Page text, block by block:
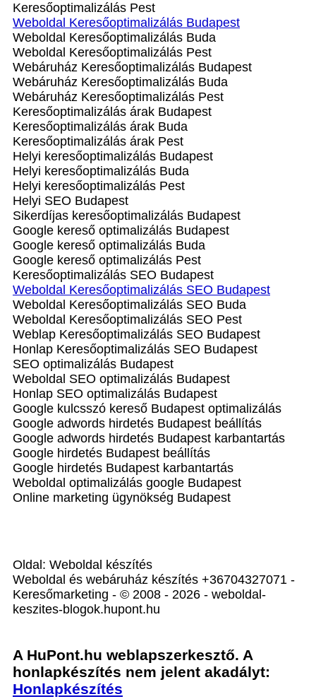
Keresőoptimalizálás Pest
Weboldal Keresőoptimalizálás Budapest
Weboldal Keresőoptimalizálás Buda
Weboldal Keresőoptimalizálás Pest
Webáruház Keresőoptimalizálás Budapest
Webáruház Keresőoptimalizálás Buda
Webáruház Keresőoptimalizálás Pest
Keresőoptimalizálás árak Budapest
Keresőoptimalizálás árak Buda
Keresőoptimalizálás árak Pest
Helyi keresőoptimalizálás Budapest
Helyi keresőoptimalizálás Buda
Helyi keresőoptimalizálás Pest
Helyi SEO Budapest
Sikerdíjas keresőoptimalizálás Budapest
Google kereső optimalizálás Budapest
Google kereső optimalizálás Buda
Google kereső optimalizálás Pest
Keresőoptimalizálás SEO Budapest
Weboldal Keresőoptimalizálás SEO Budapest
Weboldal Keresőoptimalizálás SEO Buda
Weboldal Keresőoptimalizálás SEO Pest
Weblap Keresőoptimalizálás SEO Budapest
Honlap Keresőoptimalizálás SEO Budapest
SEO optimalizálás Budapest
Weboldal SEO optimalizálás Budapest
Honlap SEO optimalizálás Budapest
Google kulcsszó kereső Budapest optimalizálás
Google adwords hirdetés Budapest beállítás
Google adwords hirdetés Budapest karbantartás
Google hirdetés Budapest beállítás
Google hirdetés Budapest karbantartás
Weboldal optimalizálás google Budapest
Online marketing ügynökség Budapest
Oldal: Weboldal készítés
Weboldal és webáruház készítés +36704327071 -
Keresőmarketing - © 2008 - 2026 - weboldal-
keszites-blogok.hupont.hu
A HuPont.hu weblapszerkesztő. A
honlapkészítés nem jelent akadályt:
Honlapkészítés